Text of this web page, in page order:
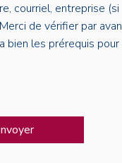
courriel, entreprise (si
de vérifier par
bien les prérequis